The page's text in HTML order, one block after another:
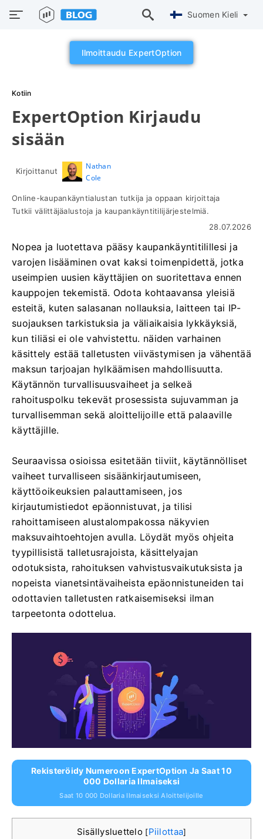
Suomen Kieli
Ilmoittaudu ExpertOption
Kotiin
ExpertOption Kirjaudu
sisään
Kirjoittanut
Nathan
Cole
Online-kaupankäyntialustan tutkija ja oppaan kirjoittaja
Tutkii välittäjäalustoja ja kaupankäyntitilijärjestelmiä.
28.07.2026
Nopea ja luotettava pääsy kaupankäyntitilillesi ja
varojen lisääminen ovat kaksi toimenpidettä, jotka
useimpien uusien käyttäjien on suoritettava ennen
kauppojen tekemistä. Odota kohtaavansa yleisiä
esteitä, kuten salasanan nollauksia, laitteen tai IP-
suojauksen tarkistuksia ja väliaikaisia ​​lykkäyksiä,
kun tiliäsi ei ole vahvistettu. näiden varhainen
käsittely estää talletusten viivästymisen ja vähentää
maksun tarjoajan hylkäämisen mahdollisuutta.
Käytännön turvallisuusvaiheet ja selkeä
rahoituspolku tekevät prosessista sujuvamman ja
turvallisemman sekä aloittelijoille että palaaville
käyttäjille.
Seuraavissa osioissa esitetään tiiviit, käytännölliset
vaiheet turvalliseen sisäänkirjautumiseen,
käyttöoikeuksien palauttamiseen, jos
kirjautumistiedot epäonnistuvat, ja tilisi
rahoittamiseen alustalompakossa näkyvien
maksuvaihtoehtojen avulla. Löydät myös ohjeita
tyypillisistä talletusrajoista, käsittelyajan
odotuksista, rahoituksen vahvistusvaikutuksista ja
nopeista vianetsintävaiheista epäonnistuneiden tai
odottavien talletusten ratkaisemiseksi ilman
tarpeetonta odottelua.
Rekisteröidy Numeroon ExpertOption Ja Saat 10
000 Dollaria Ilmaiseksi
Saat 10 000 Dollaria Ilmaiseksi Aloittelijoille
Sisällysluettelo [Piilottaa]